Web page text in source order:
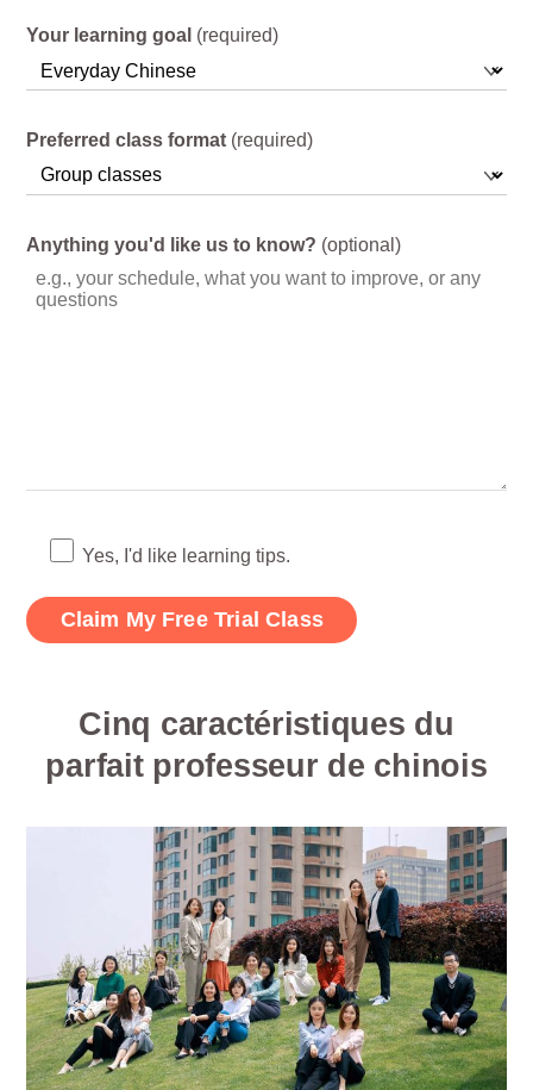
Your learning goal (required)
Preferred class format (required)
Anything you'd like us to know? (optional)
Yes, I'd like learning tips.
Cinq caractéristiques du
parfait professeur de chinois